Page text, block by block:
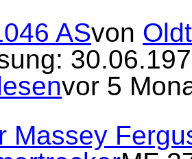
ASvon
vor 5
Massey